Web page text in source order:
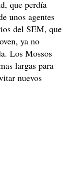
que perdía
unos agentes
del SEM, que
ya no
Los Mossos
largas para
nuevos